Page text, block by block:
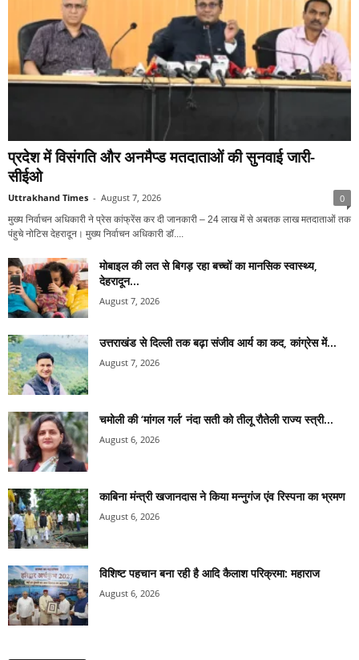
प्रदेश में विसंगति और अनमैप्ड मतदाताओं की सुनवाई जारी-
सीईओ
Uttrakhand Times - August 7, 2026 0
मुख्य निर्वाचन अधिकारी ने प्रेस कांफ्रेंस कर दी जानकारी – ⁠24 लाख में से अबतक लाख मतदाताओं तक
पंहुचे नोटिस देहरादून। मुख्य निर्वाचन अधिकारी डॉ....
मोबाइल की लत से बिगड़ रहा बच्चों का मानसिक स्वास्थ्य,
देहरादून...
August 7, 2026
उत्तराखंड से दिल्ली तक बढ़ा संजीव आर्य का कद, कांग्रेस में...
August 7, 2026
चमोली की ‘मांगल गर्ल’ नंदा सती को तीलू रौतेली राज्य स्त्री...
August 6, 2026
काबिना मंन्त्री खजानदास ने किया मन्नुगंज एंव रिस्पना का भ्रमण
August 6, 2026
विशिष्ट पहचान बना रही है आदि कैलाश परिक्रमा: महाराज
August 6, 2026